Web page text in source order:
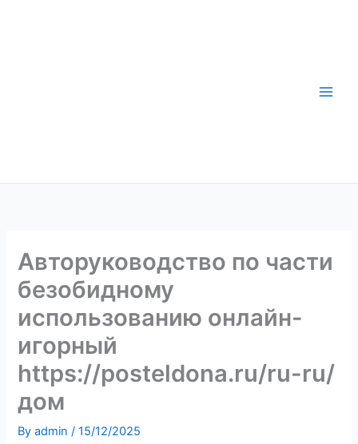
Авторуководство по части
безобидному
использованию онлайн-
игорный
https://posteldona.ru/ru-ru/
дом
Byadmin/15/12/2025